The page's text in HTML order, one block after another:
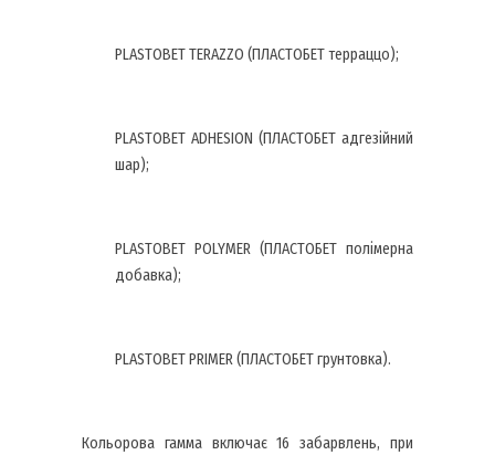
PLASTOBET TERAZZO (ПЛАСТОБЕТ терраццо);
PLASTOBET ADHESION (ПЛАСТОБЕТ адгезійний
шар);
PLASTOBET POLYMER (ПЛАСТОБЕТ полімерна
добавка);
PLASTOBET PRIMER (ПЛАСТОБЕТ грунтовка).
Кольорова гамма включає 16 забарвлень, при